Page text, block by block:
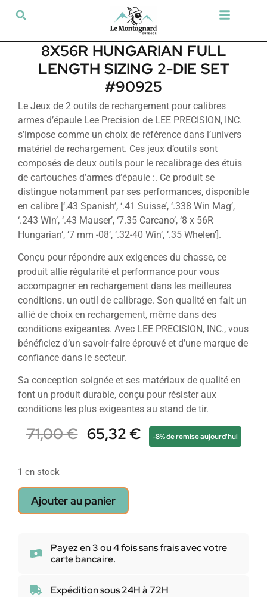
8X56R HUNGARIAN FULL
LENGTH SIZING 2-DIE SET
#90925
Le Jeux de 2 outils de rechargement pour calibres
armes d’épaule Lee Precision de LEE PRECISION, INC.
s’impose comme un choix de référence dans l’univers
matériel de rechargement. Ces jeux d’outils sont
composés de deux outils pour le recalibrage des étuis
de cartouches d’armes d’épaule :. Ce produit se
distingue notamment par ses performances, disponible
en calibre [‘.43 Spanish’, ‘.41 Suisse’, ‘.338 Win Mag’,
‘.243 Win’, ‘.43 Mauser’, ‘7.35 Carcano’, ‘8 x 56R
Hungarian’, ‘7 mm -08’, ‘.32-40 Win’, ‘.35 Whelen’].
Conçu pour répondre aux exigences du chasse, ce
produit allie régularité et performance pour vous
accompagner en rechargement dans les meilleures
conditions. un outil de calibrage. Son qualité en fait un
allié de choix en rechargement, même dans des
conditions exigeantes. Avec LEE PRECISION, INC., vous
bénéficiez d’un savoir-faire éprouvé et d’une marque de
confiance dans le secteur.
Sa conception soignée et ses matériaux de qualité en
font un produit durable, conçu pour résister aux
conditions les plus exigeantes au stand de tir.
71,00€ 65,32€ -8% de remise aujourd'hui
1 en stock
Ajouter au panier
Payez en 3 ou 4 fois sans frais avec votre
carte bancaire.
Expédition sous 24H à 72H